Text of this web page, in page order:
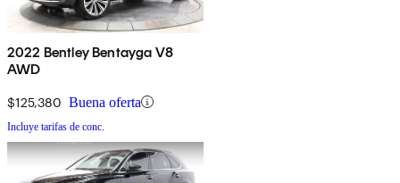
2022 Bentley Bentayga V8
AWD
$125,380 Buena oferta
Incluye tarifas de conc.